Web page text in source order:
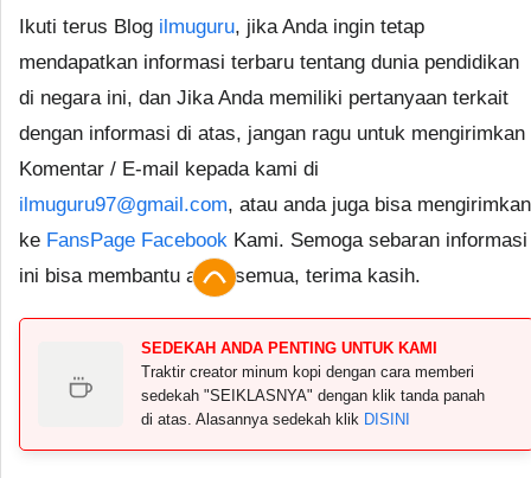
Ikuti terus Blog ilmuguru, jika Anda ingin tetap
mendapatkan informasi terbaru tentang dunia pendidikan
di negara ini, dan Jika Anda memiliki pertanyaan terkait
dengan informasi di atas, jangan ragu untuk mengirimkan
Komentar / E-mail kepada kami di
ilmuguru97@gmail.com, atau anda juga bisa mengirimkan
ke FansPage Facebook Kami. Semoga sebaran informasi
ini bisa membantu anda semua, terima kasih.
SEDEKAH ANDA PENTING UNTUK KAMI
Traktir creator minum kopi dengan cara memberi
sedekah "SEIKLASNYA" dengan klik tanda panah
di atas. Alasannya sedekah klik DISINI